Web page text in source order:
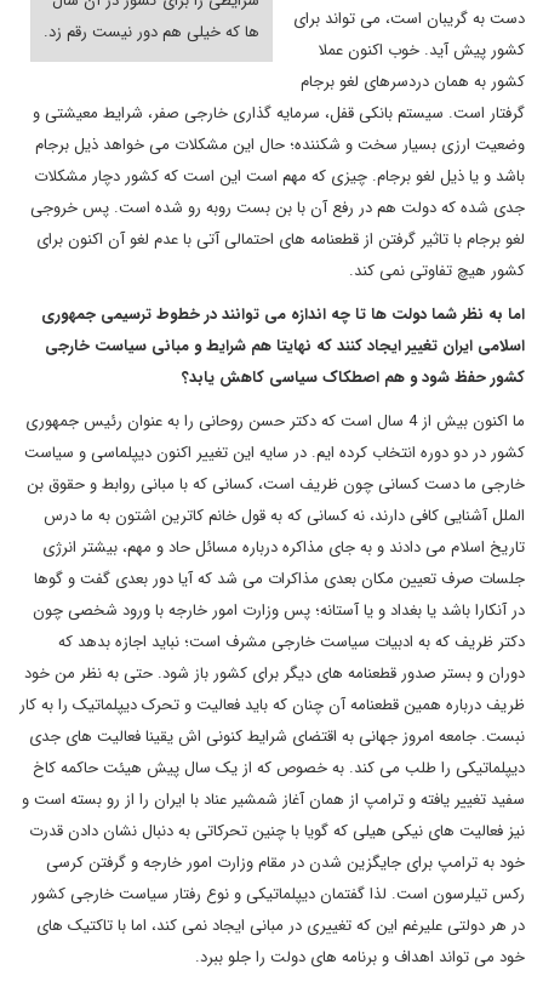
ها که خیلی هم دور نیست رقم زد.
دست به گریبان است، می تواند برای
کشور پیش آید. خوب اکنون عملا
کشور به همان دردسرهای لغو برجام
گرفتار است. سیستم بانکی قفل، سرمایه گذاری خارجی صفر، شرایط معیشتی و
وضعیت ارزی بسیار سخت و شکننده؛ حال این مشکلات می خواهد ذیل برجام
باشد و یا ذیل لغو برجام. چیزی که مهم است این است که کشور دچار مشکلات
جدی شده که دولت هم در رفع آن با بن بست روبه رو شده است. پس خروجی
لغو برجام با تاثیر گرفتن از قطعنامه های احتمالی آتی با عدم لغو آن اکنون برای
کشور هیچ تفاوتی نمی کند.
اما به نظر شما دولت ها تا چه اندازه می توانند در خطوط ترسیمی جمهوری
اسلامی ایران تغییر ایجاد کنند که نهایتا هم شرایط و مبانی سیاست خارجی
کشور حفظ شود و هم اصطکاک سیاسی کاهش یابد؟
ما اکنون بیش از 4 سال است که دکتر حسن روحانی را به عنوان رئیس جمهوری
کشور در دو دوره انتخاب کرده ایم. در سایه این تغییر اکنون دیپلماسی و سیاست
خارجی ما دست کسانی چون ظریف است، کسانی که با مبانی روابط و حقوق بن
الملل آشنایی کافی دارند، نه کسانی که به قول خانم کاترین اشتون به ما درس
تاریخ اسلام می دادند و به جای مذاکره درباره مسائل حاد و مهم، بیشتر انرژی
جلسات صرف تعیین مکان بعدی مذاکرات می شد که آیا دور بعدی گفت و گوها
در آنکارا باشد یا بغداد و یا آستانه؛ پس وزارت امور خارجه با ورود شخصی چون
دکتر ظریف که به ادبیات سیاست خارجی مشرف است؛ نباید اجازه بدهد که
دوران و بستر صدور قطعنامه های دیگر برای کشور باز شود. حتی به نظر من خود
ظریف درباره همین قطعنامه آن چنان که باید فعالیت و تحرک دیپلماتیک را به کار
نبست. جامعه امروز جهانی به اقتضای شرایط کنونی اش یقینا فعالیت های جدی
دیپلماتیکی را طلب می کند. به خصوص که از یک سال پیش هیئت حاکمه کاخ
سفید تغییر یافته و ترامپ از همان آغاز شمشیر عناد با ایران را از رو بسته است و
نیز فعالیت های نیکی هیلی که گویا با چنین تحرکاتی به دنبال نشان دادن قدرت
خود به ترامپ برای جایگزین شدن در مقام وزارت امور خارجه و گرفتن کرسی
رکس تیلرسون است. لذا گفتمان دیپلماتیکی و نوع رفتار سیاست خارجی کشور
در هر دولتی علیرغم این که تغییری در مبانی ایجاد نمی کند، اما با تاکتیک های
خود می تواند اهداف و برنامه های دولت را جلو ببرد.